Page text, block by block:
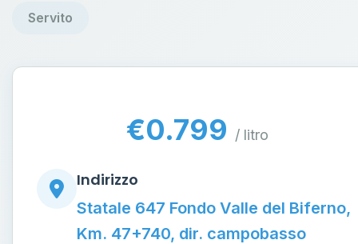
Servito
€0.799 / litro
Indirizzo
Statale 647 Fondo Valle del Biferno,
Km. 47+740, dir. campobasso